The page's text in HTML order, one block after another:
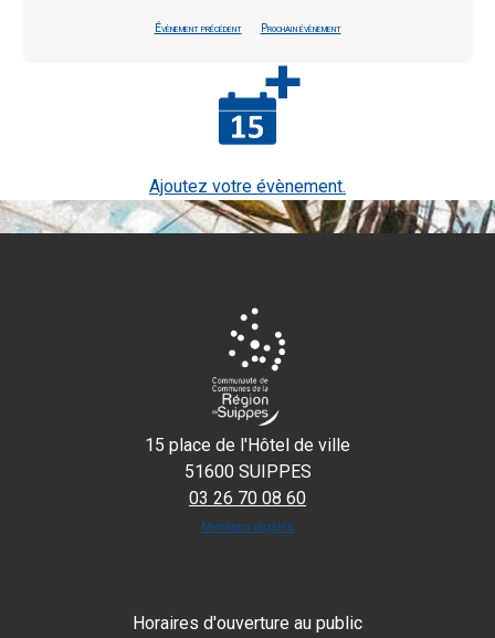
Évènement précédent Prochain évènement
Ajoutez votre évènement.
15 place de l'Hôtel de ville
51600 SUIPPES
03 26 70 08 60
Mentions légales
Horaires d'ouverture au public